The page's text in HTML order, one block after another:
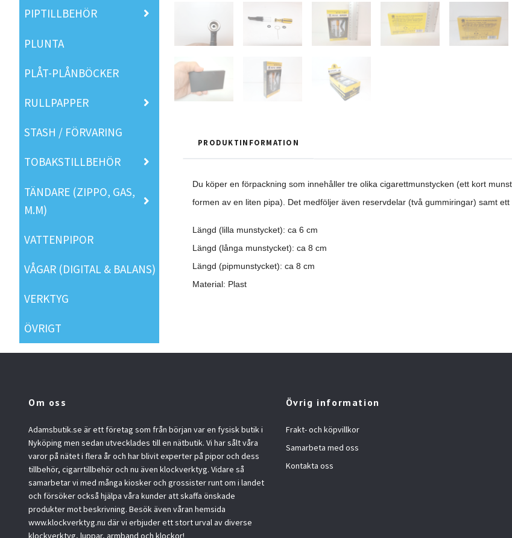
PIPTILLBEHÖR
PLUNTA
PLÅT-PLÅNBÖCKER
RULLPAPPER
STASH / FÖRVARING
TOBAKSTILLBEHÖR
TÄNDARE (ZIPPO, GAS,
M.M)
VATTENPIPOR
VÅGAR (DIGITAL & BALANS)
VERKTYG
ÖVRIGT
PRODUKTINFORMATION
Du köper en förpackning som innehåller tre olika cigarettmunstycken (ett kort
formen av en liten pipa). Det medföljer även reservdelar (två gummiringar) samt
Längd (lilla munstycket): ca 6 cm
Längd (långa munstycket): ca 8 cm
Längd (pipmunstycket): ca 8 cm
Material: Plast
Om oss
Adamsbutik.se är ett företag som från början var en fysisk butik i
Nyköping men sedan utvecklades till en nätbutik. Vi har sålt våra
varor på nätet i flera år och har blivit experter på pipor och dess
tillbehör, cigarrtillbehör och nu även klockverktyg. Vidare så
samarbetar vi med många kiosker och grossister runt om i landet
och försöker också hjälpa våra kunder att skaffa önskade
produkter mot beskrivning. Besök även våran hemsida
www.klockverktyg.nu där vi erbjuder ett stort urval av diverse
klockverktyg, luppar, armband och klockor!
Övrig information
Frakt- och köpvillkor
Samarbeta med oss
Kontakta oss